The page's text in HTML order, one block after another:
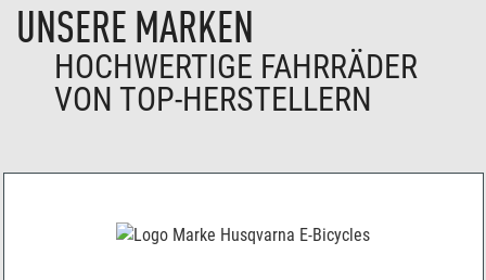
UNSERE MARKEN
HOCHWERTIGE FAHRRÄDER
VON TOP-HERSTELLERN